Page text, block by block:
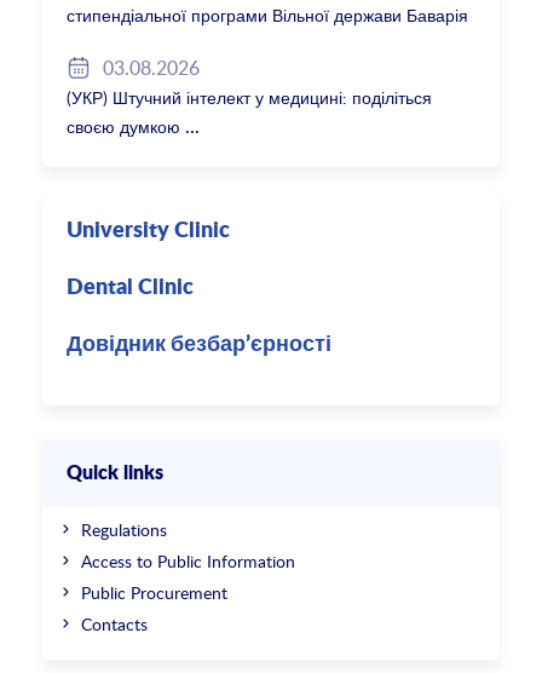
стипендіальної програми Вільної держави Баварія
03.08.2026
(УКР) Штучний інтелект у медицині: поділіться
своєю думкою
University Clinic
Dental Clinic
Довідник безбар’єрності
Quick links
Regulations
Access to Public Information
Public Procurement
Contacts